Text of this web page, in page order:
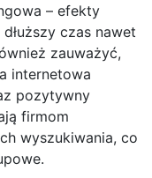
– efekty
czas nawet
zauważyć,
internetowa
pozytywny
firmom
wyszukiwania, co